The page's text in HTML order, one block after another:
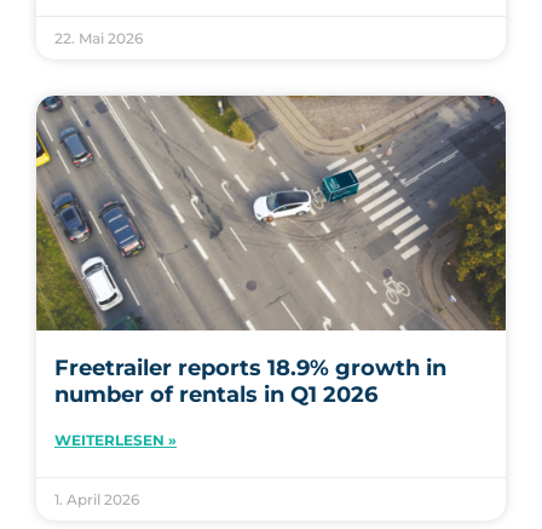
22. Mai 2026
Freetrailer reports 18.9% growth in
number of rentals in Q1 2026
WEITERLESEN »
1. April 2026